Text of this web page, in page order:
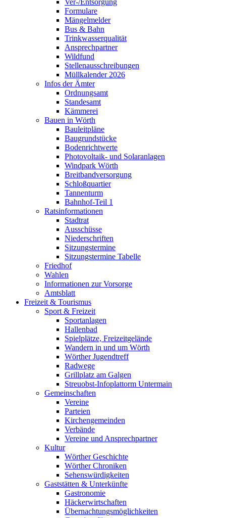
Ver-/Entsorgung
Formulare
Mängelmelder
Bus & Bahn
Trinkwasserqualität
Ansprechpartner
Wildfund
Stellenausschreibungen
Müllkalender 2026
Infos der Ämter
Ordnungsamt
Standesamt
Kämmerei
Bauen in Wörth
Bauleitpläne
Baugrundstücke
Bodenrichtwerte
Photovoltaik- und Solaranlagen
Windpark Wörth
Breitbandversorgung
Schloßquartier
Tannenturm
Bahnhof-Teil 1
Ratsinformationen
Stadtrat
Ausschüsse
Niederschriften
Sitzungstermine
Sitzungstermine Tabelle
Friedhof
Wahlen
Informationen zur Vorsorge
Amtsblatt
Freizeit & Tourismus
Sport & Freizeit
Sportanlagen
Hallenbad
Spielplätze, Freizeitgelände
Wandern in und um Wörth
Wörther Jugendtreff
Radwege
Grillplatz am Galgen
Streuobst-Infoplattorm Untermain
Gemeinschaften
Vereine
Parteien
Kirchengemeinden
Verbände
Vereine und Ansprechpartner
Kultur
Wörther Geschichte
Wörther Chroniken
Sehenswürdigkeiten
Gaststätten & Unterkünfte
Gastronomie
Häckerwirtschaften
Übernachtungsmöglichkeiten